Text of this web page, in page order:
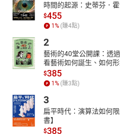
時間的起源：史蒂芬．
$455
1% (賺4點)
2
藝術的40堂公開課：透
看藝術如何誕生、如何
$385
1% (賺3點)
3
扁平時代：演算法如何
書】
$385